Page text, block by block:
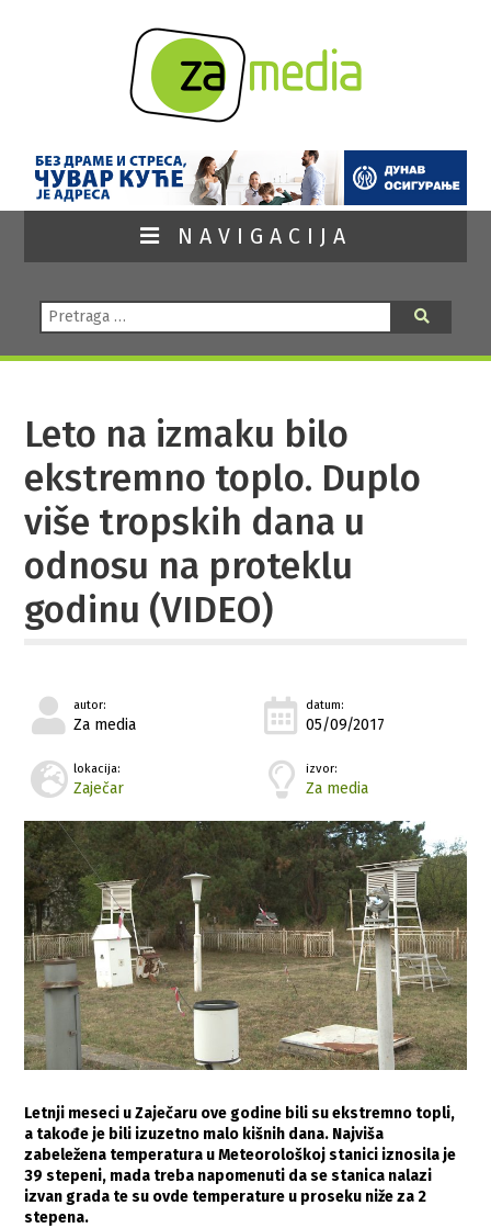
NAVIGACIJA
Pretraga:
Leto na izmaku bilo
ekstremno toplo. Duplo
više tropskih dana u
odnosu na proteklu
godinu (VIDEO)
autor:
Za media
datum:
05/09/2017
lokacija:
Zaječar
izvor:
Za media
Letnji meseci u Zaječaru ove godine bili su ekstremno topli,
a takođe je bili izuzetno malo kišnih dana. Najviša
zabeležena temperatura u Meteorološkoj stanici iznosila je
39 stepeni, mada treba napomenuti da se stanica nalazi
izvan grada te su ovde temperature u proseku niže za 2
stepena.